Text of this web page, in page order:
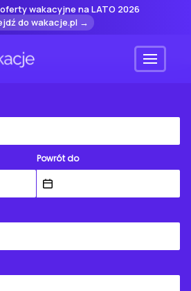
wakacyjne na LATO 2026
do wakacje.pl →
Menu
Powrót do